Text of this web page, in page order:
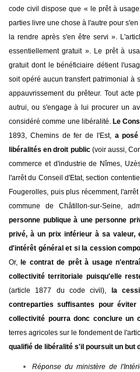
code civil dispose que « le prêt à
parties livre une chose à l'autre pour
la rendre après s'en être servi ».
essentiellement gratuit ». Le prêt à
gratuit dont le bénéficiaire détient
soit opéré aucun transfert patrimonial à
appauvrissement du prêteur. Tout
autrui, ou s'engage à lui procurer un
considéré comme une libéralité. Le
1893, Chemins de fer de l'Est, a
libéralités en droit public (voir aussi,
commerce et d'industrie de Nîmes,
l'arrêt du Conseil d'Etat, section
Fougerolles, puis plus récemment,
commune de Châtillon-sur-Seine,
personne publique à une personne
privé, à un prix inférieur à sa
d'intérêt général et si la cession
Or, le contrat de prêt à usage
collectivité territoriale puisqu'elle
(article 1877 du code civil),
la
contreparties suffisantes pour
collectivité pourra donc conclure
terres agricoles sur le fondement de
qualifié de libéralité s'il poursuit un but
Réponse du ministère de